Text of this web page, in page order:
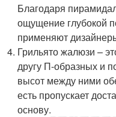
Благодаря
ощущение глубокой
применяют
Грильято жалюзи –
другу П-образных и
высот между ними
есть пропускает
основу.